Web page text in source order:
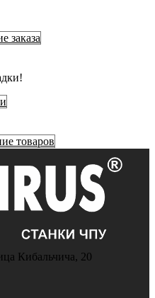
заказа
товаров
Кибальчича, 20